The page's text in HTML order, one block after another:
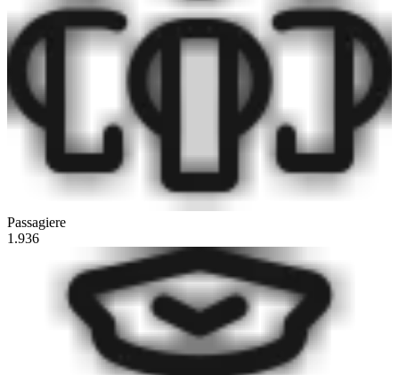
Passagiere
1.936